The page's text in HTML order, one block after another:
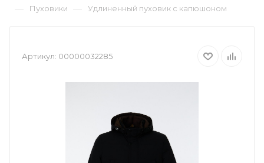
— Пуховики — Удлиненный пуховик с капюшоном
Артикул: 00000032285